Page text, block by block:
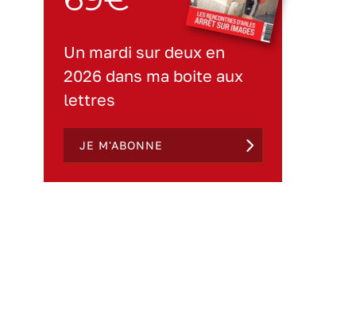
Un mardi sur deux en
2026 dans ma boite aux
lettres
JE M'ABONNE